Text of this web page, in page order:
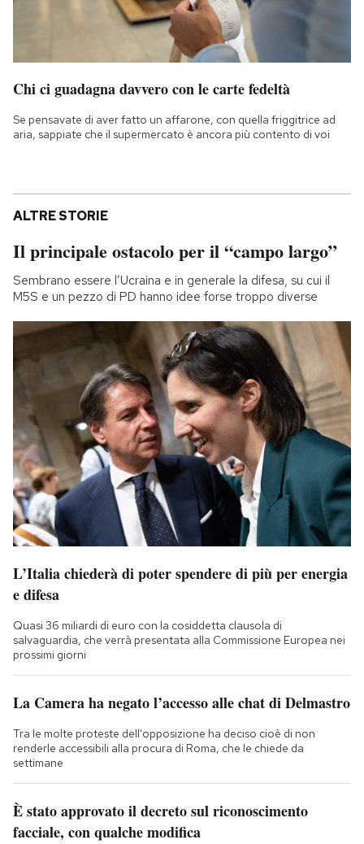
Chi ci guadagna davvero con le carte fedeltà
Se pensavate di aver fatto un affarone, con quella friggitrice ad
aria, sappiate che il supermercato è ancora più contento di voi
ALTRE STORIE
Il principale ostacolo per il “campo largo”
Sembrano essere l’Ucraina e in generale la difesa, su cui il
M5S e un pezzo di PD hanno idee forse troppo diverse
L’Italia chiederà di poter spendere di più per energia
e difesa
Quasi 36 miliardi di euro con la cosiddetta clausola di
salvaguardia, che verrà presentata alla Commissione Europea nei
prossimi giorni
La Camera ha negato l’accesso alle chat di Delmastro
Tra le molte proteste dell'opposizione ha deciso cioè di non
renderle accessibili alla procura di Roma, che le chiede da
settimane
È stato approvato il decreto sul riconoscimento
facciale, con qualche modifica